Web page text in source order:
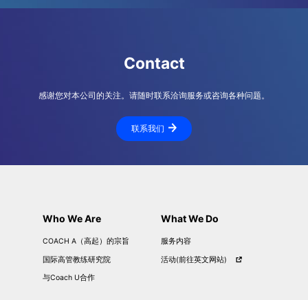
Contact
感谢您对本公司的关注。请随时联系洽询服务或咨询各种问题。
联系我们
Who We Are
COACH A（高起）的宗旨
国际高管教练研究院
与Coach U合作
What We Do
服务内容
活动(前往英文网站)